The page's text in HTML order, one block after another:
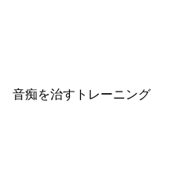
音痴を治すトレーニング